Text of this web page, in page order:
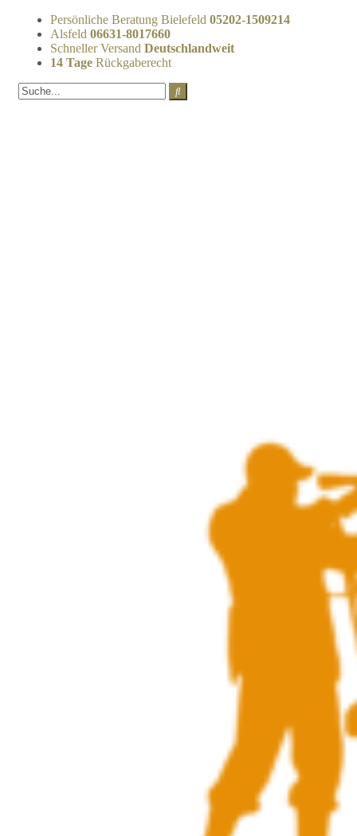
Persönliche Beratung Bielefeld 05202-1509214
Alsfeld 06631-8017660
Schneller Versand Deutschlandweit
14 Tage Rückgaberecht